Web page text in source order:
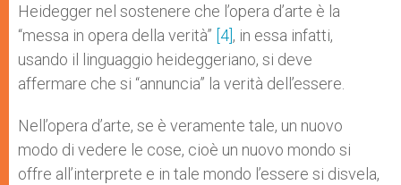
Heidegger nel sostenere che l’opera d’arte è la
“messa in opera della verità” [4] , in essa infatti,
usando il linguaggio heideggeriano, si deve
affermare che si “annuncia” la verità dell’essere.
Nell’opera d’arte, se è veramente tale, un nuovo
modo di vedere le cose, cioè un nuovo mondo si
offre all’interprete e in tale mondo l’essere si disvela,